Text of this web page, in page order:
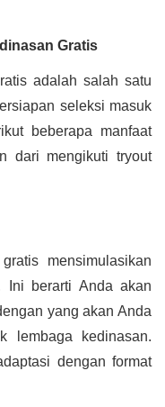
Gratis
adalah salah satu
seleksi masuk
beberapa manfaat
dari mengikuti tryout
mensimulasikan
Ini berarti Anda akan
yang akan Anda
lembaga kedinasan.
dengan format